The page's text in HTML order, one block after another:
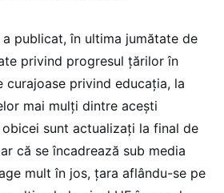
a publicat, în ultima jumătate de
privind progresul țărilor în
curajoase privind educația, la
mai mulți dintre acești
sunt actualizați la final de
că se încadrează sub media
mult în jos, țara aflându-se pe